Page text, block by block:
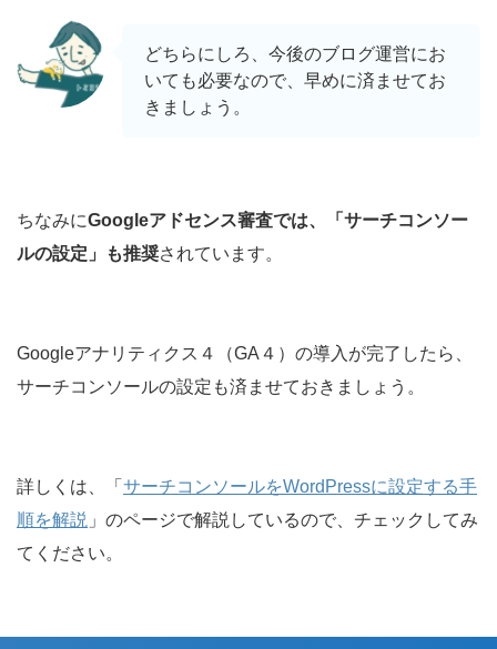
どちらにしろ、今後のブログ運営にお
いても必要なので、早めに済ませてお
きましょう。
ちなみにGoogleアドセンス審査では、「サーチコンソー
ルの設定」も推奨されています。
Googleアナリティクス４（GA４）の導入が完了したら、
サーチコンソールの設定も済ませておきましょう。
詳しくは、「 サーチコンソールをWordPressに設定する手
順を解説 」のページで解説しているので、チェックしてみ
てください。